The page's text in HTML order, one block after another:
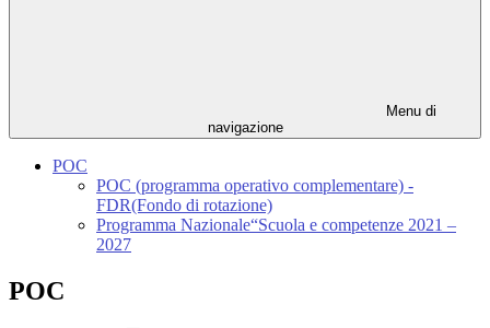
Menu di
navigazione
POC
POC (programma operativo complementare) -
FDR(Fondo di rotazione)
Programma Nazionale“Scuola e competenze 2021 –
2027
POC